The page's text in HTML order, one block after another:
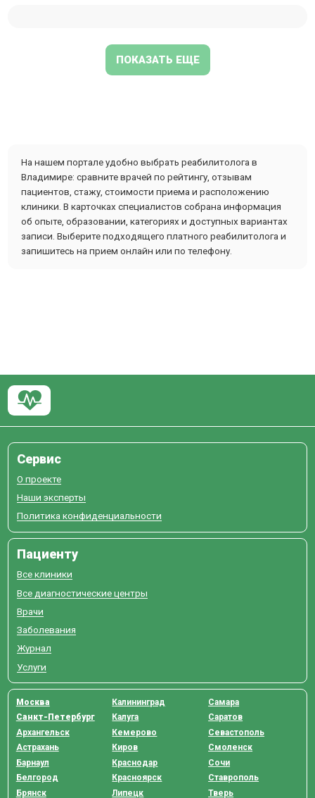
ПОКАЗАТЬ ЕЩЕ
На нашем портале удобно выбрать реабилитолога в
Владимире: сравните врачей по рейтингу, отзывам
пациентов, стажу, стоимости приема и расположению
клиники. В карточках специалистов собрана информация
об опыте, образовании, категориях и доступных вариантах
записи. Выберите подходящего платного реабилитолога и
запишитесь на прием онлайн или по телефону.
Сервис
О проекте
Наши эксперты
Политика конфиденциальности
Пациенту
Все клиники
Все диагностические центры
Врачи
Заболевания
Журнал
Услуги
Москва
Санкт-Петербург
Архангельск
Астрахань
Барнаул
Белгород
Брянск
Калининград
Калуга
Кемерово
Киров
Краснодар
Красноярск
Липецк
Самара
Саратов
Севастополь
Смоленск
Сочи
Ставрополь
Тверь